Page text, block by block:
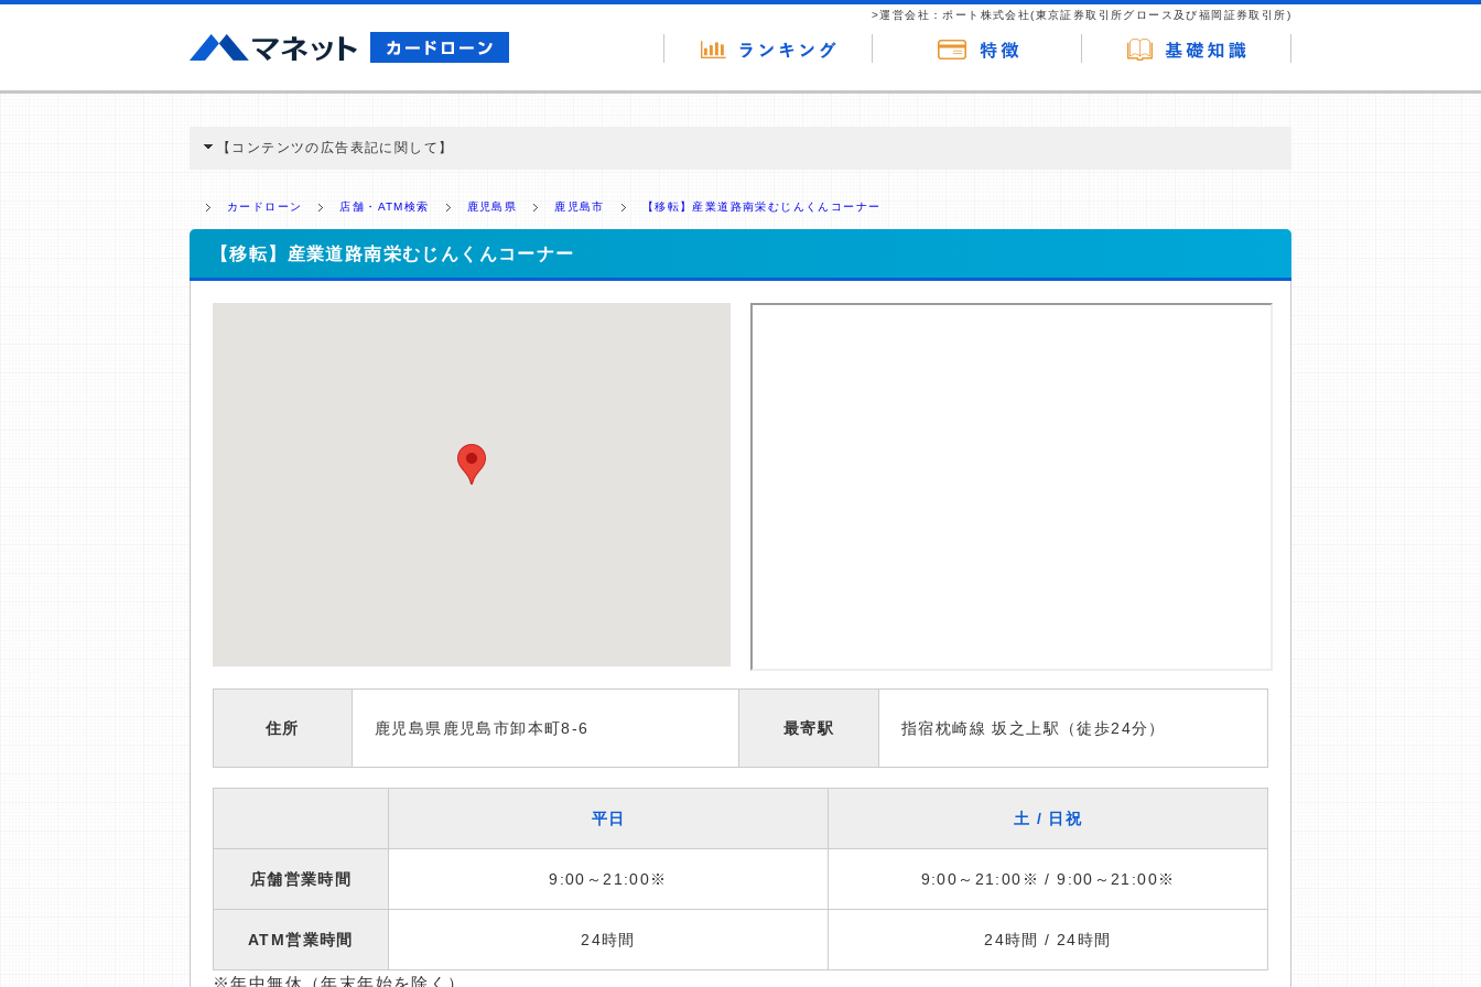
>運営会社：ポート株式会社(東京証券取引所グロース及び福岡証券取引所)
【コンテンツの広告表記に関して】
ミ収集などに基づき、公平性を担保した情報提供を行っています。
>提携企業一覧
カードローン 店舗・ATM検索 鹿児島県 鹿児島市 【移転】産業道路南栄むじんくんコーナー
【移転】産業道路南栄むじんくんコーナー
住所 鹿児島県鹿児島市卸本町8-6 最寄駅 指宿枕崎線 坂之上駅（徒歩24分）
平日 土 / 日祝
店舗営業時間 9:00～21:00※ 9:00～21:00※ / 9:00～21:00※
ATM営業時間 24時間 24時間 / 24時間
※年中無休（年末年始を除く）